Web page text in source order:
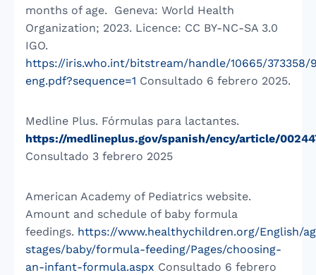
months of age. Geneva: World Health
Organization; 2023. Licence: CC BY-NC-SA 3.0
IGO.
https://iris.who.int/bitstream/handle/10665/373358/
eng.pdf?sequence=1 Consultado 6 febrero 2025.
Medline Plus. Fórmulas para lactantes.
https://medlineplus.gov/spanish/ency/article/
Consultado 3 febrero 2025
American Academy of Pediatrics website.
Amount and schedule of baby formula
feedings. https://www.healthychildren.org/English/
stages/baby/formula-feeding/Pages/choosing-
an-infant-formula.aspx Consultado 6 febrero